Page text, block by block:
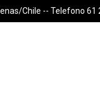
Chile -- Telefono 61